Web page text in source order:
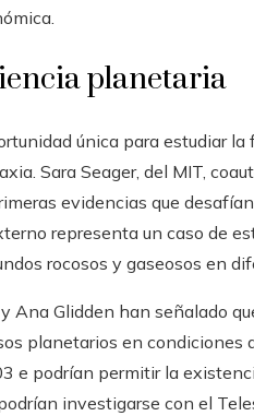
planetaria
única para estudiar
Sara Seager, del MIT,
evidencias que
representa un caso de
rocosos y gaseosos en
y Ana Glidden han señalado
planetarios en condiciones
e podrían permitir la
investigarse con el